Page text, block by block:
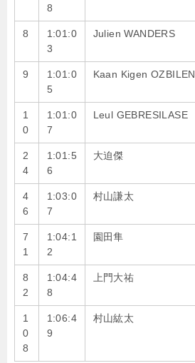
8
8
1:01:0
3
Julien WANDERS
9
1:01:0
5
Kaan Kigen OZBILEN
1
0
1:01:0
7
Leul GEBRESILASE
2
4
1:01:5
6
大迫傑
4
6
1:03:0
7
村山謙太
7
1
1:04:1
2
園田隼
8
2
1:04:4
8
上門大祐
1
0
8
1:06:4
9
村山紘太